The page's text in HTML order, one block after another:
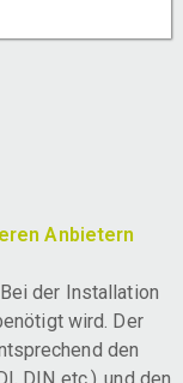
Anbietern
der Installation
wird. Der
den